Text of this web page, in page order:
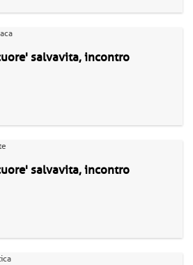
salvavita, incontro
salvavita, incontro